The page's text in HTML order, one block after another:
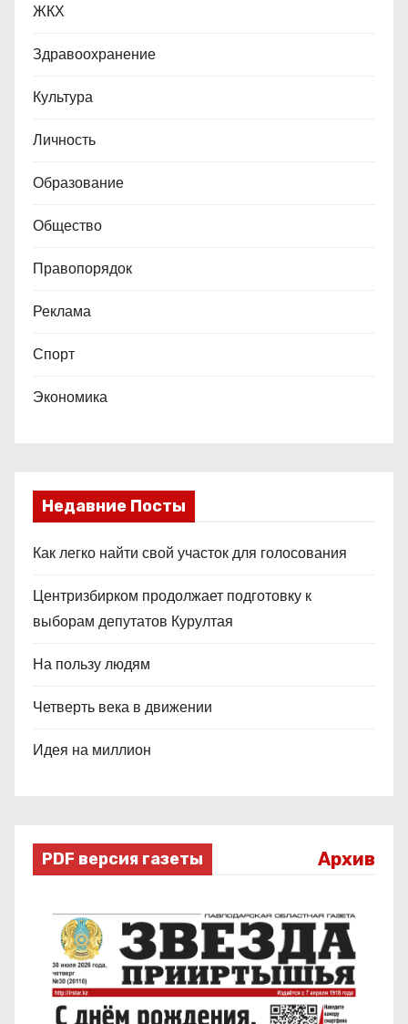
ЖКХ
Здравоохранение
Культура
Личность
Образование
Общество
Правопорядок
Реклама
Спорт
Экономика
Недавние Посты
Как легко найти свой участок для голосования
Центризбирком продолжает подготовку к
выборам депутатов Курултая
На пользу людям
Четверть века в движении
Идея на миллион
PDF версия газеты Архив